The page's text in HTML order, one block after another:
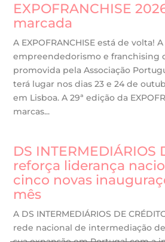
EXPOFRANCHISE
marcada
A EXPOFRANCHISE está de volta!
empreendedorismo e franchising
promovida pela Associação
terá lugar nos dias 23 e 24 de
em Lisboa. A 29ª edição da
marcas...
DS INTERMEDIÁRIOS
reforça liderança
cinco novas
mês
A DS INTERMEDIÁRIOS DE
rede nacional de intermediação